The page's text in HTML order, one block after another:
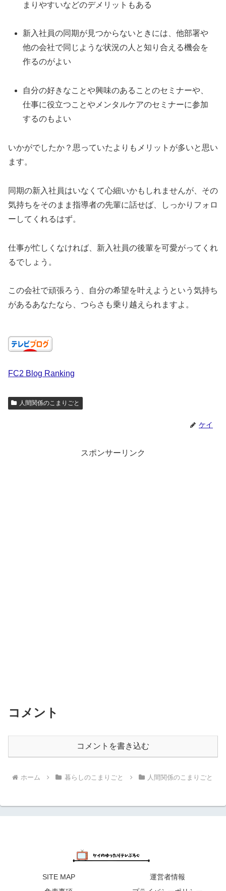
まりやすいなどのデメリットもある
新入社員の同期が見つからないときには、他部署や
他の会社で同じような状況の人と知り合える機会を
作るのがよい
自分の好きなことや興味のあることのセミナーや、
仕事に役立つことやメンタルケアのセミナーに参加
するのもよい
いかがでしたか？思っていたよりもメリットが多いと思い
ます。
同期の新入社員はいなくて心細いかもしれませんが、その
気持ちをそのまま指導者の先輩に話せば、しっかりフォロ
ーしてくれるはず。
仕事が忙しくなければ、新入社員の後輩を可愛がってくれ
るでしょう。
この会社で頑張ろう、自分の希望を叶えようという気持ち
があるあなたなら、つらさも乗り越えられますよ。
FC2 Blog Ranking
人間関係のこまりごと
ケイ
スポンサーリンク
コメント
コメントを書き込む
ホーム 暮らしのこまりごと 人間関係のこまりごと
SITE MAP
運営者情報